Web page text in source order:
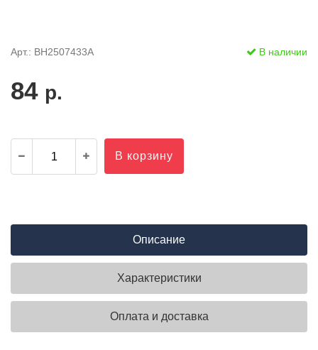
Арт.: BH2507433A В наличии
84 р.
В корзину
Описание
Характеристики
Оплата и доставка